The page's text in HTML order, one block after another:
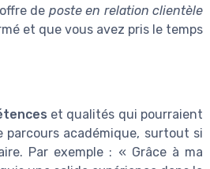
de poste en relation clientèle
et que vous avez pris le temps
et qualités qui pourraient
académique, surtout si
Par exemple : « Grâce à ma